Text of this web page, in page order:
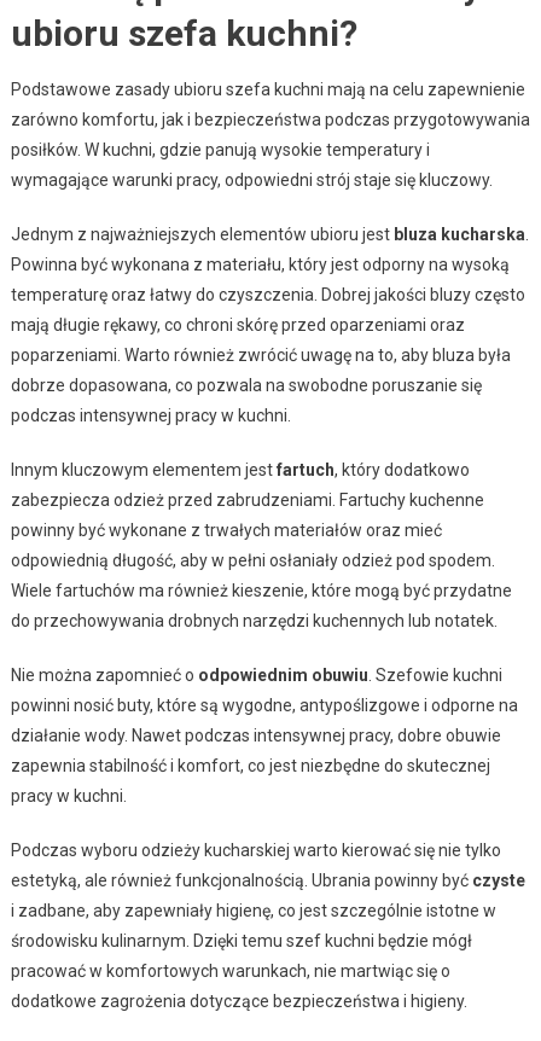
ubioru szefa kuchni?
Podstawowe zasady ubioru szefa kuchni mają na celu zapewnienie
zarówno komfortu, jak i bezpieczeństwa podczas przygotowywania
posiłków. W kuchni, gdzie panują wysokie temperatury i
wymagające warunki pracy, odpowiedni strój staje się kluczowy.
Jednym z najważniejszych elementów ubioru jest bluza kucharska
Powinna być wykonana z materiału, który jest odporny na wysoką
temperaturę oraz łatwy do czyszczenia. Dobrej jakości bluzy często
mają długie rękawy, co chroni skórę przed oparzeniami oraz
poparzeniami. Warto również zwrócić uwagę na to, aby bluza była
dobrze dopasowana, co pozwala na swobodne poruszanie się
podczas intensywnej pracy w kuchni.
Innym kluczowym elementem jestfartuch, który dodatkowo
zabezpiecza odzież przed zabrudzeniami. Fartuchy kuchenne
powinny być wykonane z trwałych materiałów oraz mieć
odpowiednią długość, aby w pełni osłaniały odzież pod spodem.
Wiele fartuchów ma również kieszenie, które mogą być przydatne
do przechowywania drobnych narzędzi kuchennych lub notatek.
Nie można zapomnieć o odpowiednim obuwiu . Szefowie kuchni
powinni nosić buty, które są wygodne, antypoślizgowe i odporne na
działanie wody. Nawet podczas intensywnej pracy, dobre obuwie
zapewnia stabilność i komfort, co jest niezbędne do skutecznej
pracy w kuchni.
Podczas wyboru odzieży kucharskiej warto kierować się nie tylko
estetyką, ale również funkcjonalnością. Ubrania powinny być czyste
i zadbane, aby zapewniały higienę, co jest szczególnie istotne w
środowisku kulinarnym. Dzięki temu szef kuchni będzie mógł
pracować w komfortowych warunkach, nie martwiąc się o
dodatkowe zagrożenia dotyczące bezpieczeństwa i higieny.